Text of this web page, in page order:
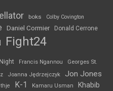
boks Colby Covington
Daniel Cormier Donald Cerrone
Fight24
Francis Ngannou
Georges St.
Joanna Jędrzejczyk Jon Jones
K-1 Kamaru Usman Khabib